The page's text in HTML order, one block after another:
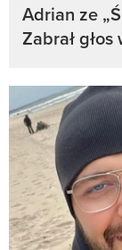
Adrian ze
Zabrał